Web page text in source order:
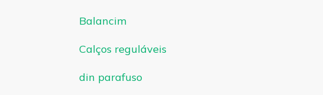
Balancim
Calços reguláveis
din parafuso